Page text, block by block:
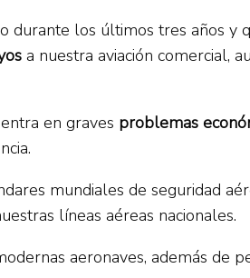
durante los últimos tres años y
a nuestra aviación comercial,
en graves problemas
mundiales de seguridad
líneas aéreas nacionales.
aeronaves, además de